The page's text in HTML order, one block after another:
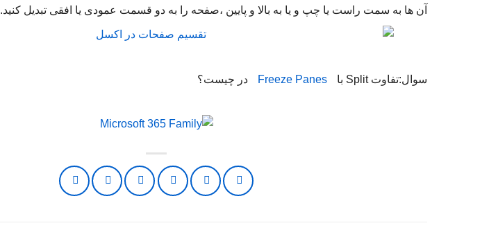
آن ها به سمت راست یا چپ و یا به بالا و پایین ،صفحه را به دو قسمت عمودی یا افقی تبدیل کنید.
سوال:تفاوت Split با Freeze Panes در چیست؟